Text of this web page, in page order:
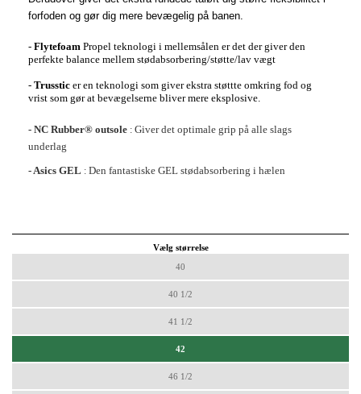
forfoden og gør dig mere bevægelig på banen.
- Flytefoam Propel teknologi i mellemsålen er det der giver den
perfekte balance mellem stødabsorbering/støtte/lav vægt
- Trusstic er en teknologi som giver ekstra støttte omkring fod og
vrist som gør at bevægelserne bliver mere eksplosive.
- NC Rubber® outsole : Giver det optimale grip på alle slags
underlag
- Asics GEL : Den fantastiske GEL stødabsorbering i hælen
Vælg størrelse
40
40 1/2
41 1/2
42
46 1/2